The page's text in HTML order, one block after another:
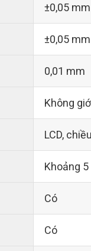
±0,05 mm
±0,05 mm
0,01 mm
Không
LCD,
Khoảng
Có
Có